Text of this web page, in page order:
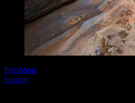
Précédent
Suivant